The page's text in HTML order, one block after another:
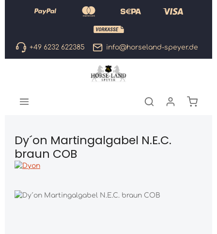
Zum Hauptinhalt springen
+49 6232 622385 info@horseland-speyer.de
Dy´on Martingalgabel N.E.C.
braun COB
Bildergalerie überspringen